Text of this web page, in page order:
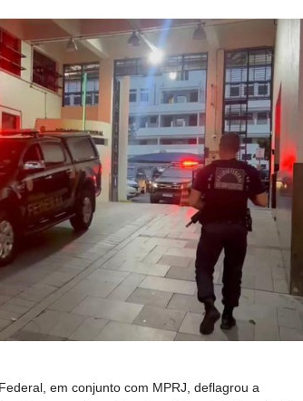
em conjunto com MPRJ, deflagrou a